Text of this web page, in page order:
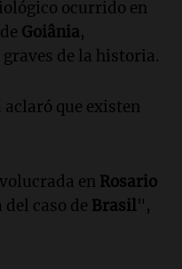
ocurrido en
Goiânia,
de la historia.
que existen
en Rosario
del caso de Brasil",